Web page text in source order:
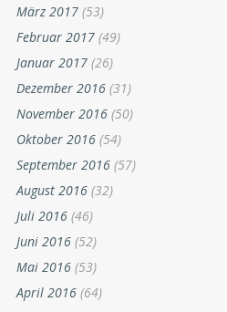
März 2017 (53)
Februar 2017 (49)
Januar 2017 (26)
Dezember 2016 (31)
November 2016 (50)
Oktober 2016 (54)
September 2016 (57)
August 2016 (32)
Juli 2016 (46)
Juni 2016 (52)
Mai 2016 (53)
April 2016 (64)